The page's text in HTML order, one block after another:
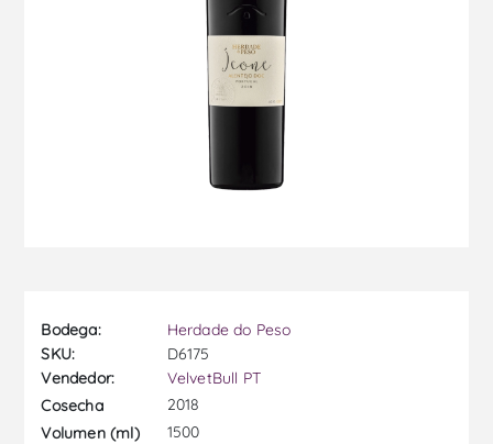
Bodega:
Herdade do Peso
SKU:
D6175
Vendedor:
VelvetBull PT
Cosecha
2018
Volumen (ml)
1500